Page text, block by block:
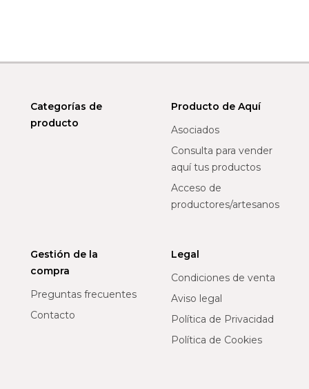
Categorías de
producto
Producto de Aquí
Asociados
Consulta para vender
aquí tus productos
Acceso de
productores/artesanos
Gestión de la
compra
Preguntas frecuentes
Contacto
Legal
Condiciones de venta
Aviso legal
Política de Privacidad
Política de Cookies